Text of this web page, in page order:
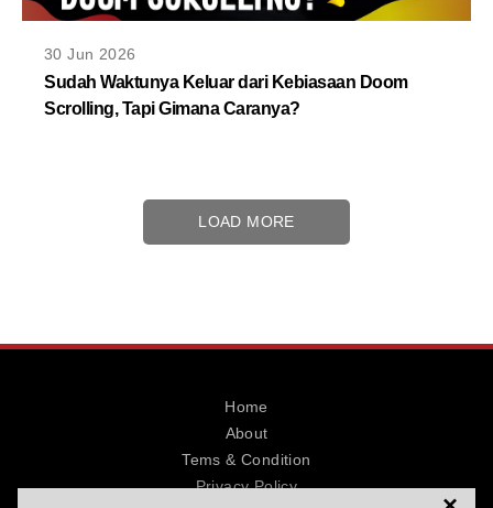
30 Jun 2026
Sudah Waktunya Keluar dari Kebiasaan Doom
Scrolling, Tapi Gimana Caranya?
LOAD MORE
Home
About
Tems & Condition
Privacy Policy